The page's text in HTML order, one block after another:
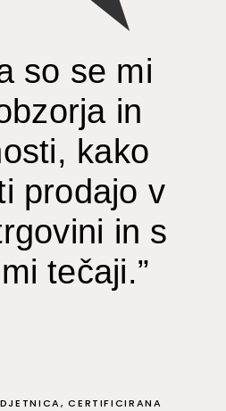
so se mi
in
kako
prodajo v
in s
tečaji.”
CERTIFICIRANA